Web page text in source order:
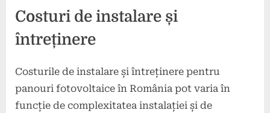
Costuri de instalare și
întreținere
Costurile de instalare și întreținere pentru
panouri fotovoltaice în România pot varia în
funcție de complexitatea instalației și de